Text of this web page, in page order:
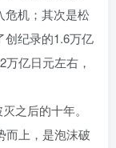
危机；其次是松
创纪录的1.6万亿
亿日元左右，
之后的十年。
而上，是泡沫破